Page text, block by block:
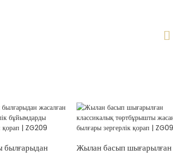
былғарыдан
Жылан басып шығарылған